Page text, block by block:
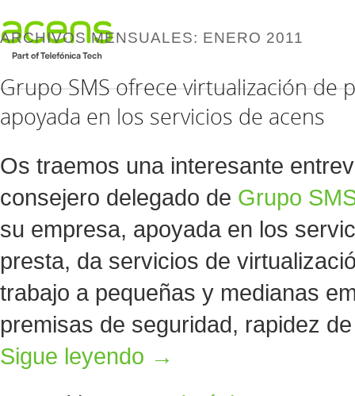
ARCHIVOS MENSUALES: ENERO 2011
Grupo SMS ofrece virtualización de
apoyada en los servicios de acens
Os traemos una interesante
consejero delegado de Grupo
su empresa, apoyada en los
presta, da servicios de
trabajo a pequeñas y medianas
premisas de seguridad, rapidez
Sigue leyendo →